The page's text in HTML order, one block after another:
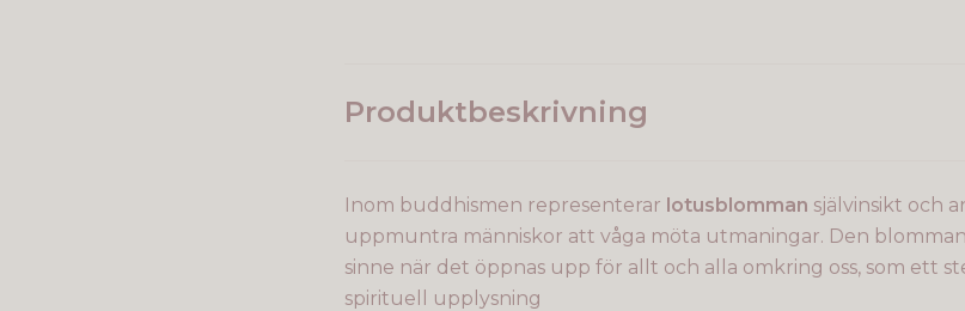
Produktbeskrivning
Inom buddhismen representerar lotusblomman självinsikt och
uppmuntra människor att våga möta utmaningar. Den
sinne när det öppnas upp för allt och alla omkring oss, som ett
spirituell upplysning